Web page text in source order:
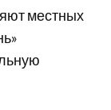
местных